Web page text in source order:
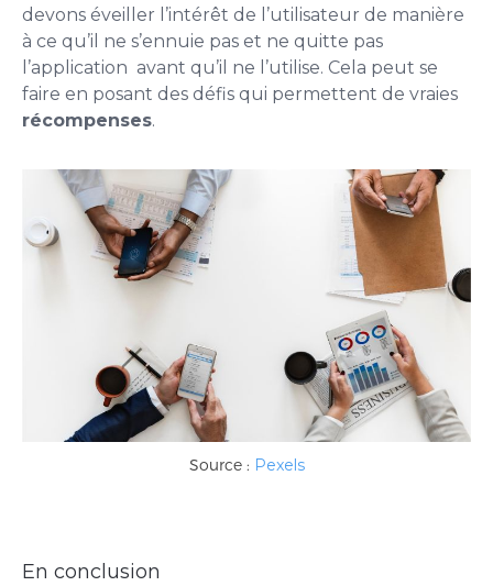
devons éveiller l’intérêt de l’utilisateur de manière
à ce qu’il ne s’ennuie pas et ne quitte pas
l’application avant qu’il ne l’utilise. Cela peut se
faire en posant des défis qui permettent de vraies
récompenses.
Source : Pexels
En conclusion